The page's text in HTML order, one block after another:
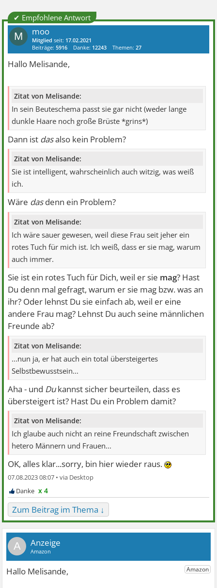
✔ Empfohlene Antwort
M moo
Mitglied seit: 17.02.2021
Beiträge:5916 Danke: 12243 Themen:27
Hallo Melisande,
Zitat von Melisande:
In sein Beuteschema passt sie gar nicht (weder lange
dunkle Haare noch große Brüste *grins*)
Dann ist dasalso kein Problem?
Zitat von Melisande:
Sie ist intelligent, wahrscheinlich auch witzig, was weiß
ich.
Wäre dasdenn ein Problem?
Zitat von Melisande:
Ich wäre sauer gewesen, weil diese Frau seit jeher ein
rotes Tuch für mich ist. Ich weiß, dass er sie mag, warum
auch immer.
Sie ist ein rotes Tuch für Dich, weil er sie mag? Hast
Du denn mal gefragt, warum er sie mag bzw. was an
ihr? Oder lehnst Du sie einfach ab, weil er eine
andere Frau mag? Lehnst Du auch seine männlichen
Freunde ab?
Zitat von Melisande:
...nun ja, er hat auch ein total übersteigertes
Selbstbewusstsein...
Aha - und Dukannst sicher beurteilen, dass es
übersteigert ist? Hast Du ein Problem damit?
Zitat von Melisande:
Ich glaube auch nicht an reine Freundschaft zwischen
hetero Männern und Frauen...
OK, alles klar...sorry, bin hier wieder raus.
07.08.2023 08:07 •
x 4
Zum Beitrag im Thema ↓
A